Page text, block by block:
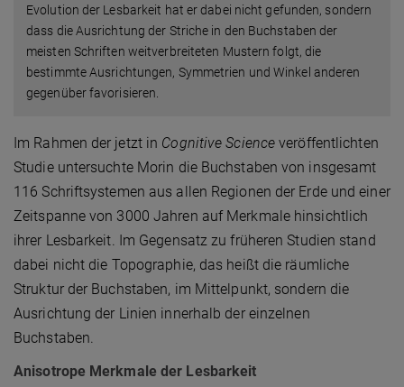
Evolution der Lesbarkeit hat er dabei nicht gefunden, sondern
dass die Ausrichtung der Striche in den Buchstaben der
meisten Schriften weitverbreiteten Mustern folgt, die
bestimmte Ausrichtungen, Symmetrien und Winkel anderen
gegenüber favorisieren.
Im Rahmen der jetzt in Cognitive Science veröffentlichten
Studie untersuchte Morin die Buchstaben von insgesamt
116 Schriftsystemen aus allen Regionen der Erde und einer
Zeitspanne von 3000 Jahren auf Merkmale hinsichtlich
ihrer Lesbarkeit. Im Gegensatz zu früheren Studien stand
dabei nicht die Topographie, das heißt die räumliche
Struktur der Buchstaben, im Mittelpunkt, sondern die
Ausrichtung der Linien innerhalb der einzelnen
Buchstaben.
Anisotrope Merkmale der Lesbarkeit